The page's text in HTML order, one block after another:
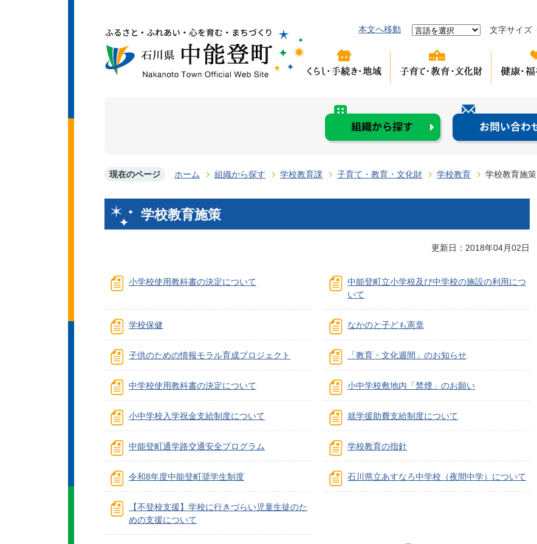
本文へ移動 文字サイズ
現在のページ ホーム 組織から探す 学校教育課 子育て・教育・文化財 学校教育 学校教育施策
学校教育施策
更新日：2018年04月02日
小学校使用教科書の決定について
中能登町立小学校及び中学校の施設の利用につ
いて
学校保健 なかのと子ども憲章
子供のための情報モラル育成プロジェクト 「教育・文化週間」のお知らせ
中学校使用教科書の決定について 小中学校敷地内「禁煙」のお願い
小中学校入学祝金支給制度について 就学援助費支給制度について
中能登町通学路交通安全プログラム 学校教育の指針
令和8年度中能登町奨学生制度 石川県立あすなろ中学校（夜間中学）について
【不登校支援】学校に行きづらい児童生徒のた
めの支援について
子育てサイト